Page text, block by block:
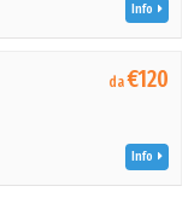
Info
da€120
Info